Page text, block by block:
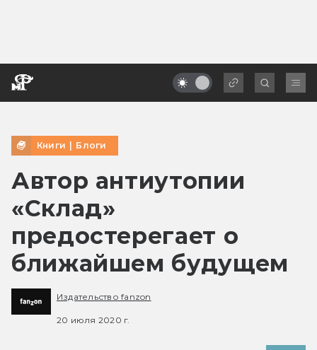
Книги | Блоги
Автор антиутопии
«Склад»
предостерегает о
ближайшем будущем
Издательство fanzon
20 июля 2020 г.